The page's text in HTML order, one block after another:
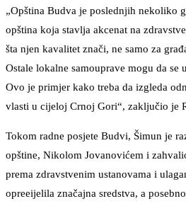
„Opština Budva je poslednjih nekoliko
opština koja stavlja akcenat na
šta njen kavalitet znači, ne samo za
Ostale lokalne samouprave mogu da se
Ovo je primjer kako treba da izgleda
vlasti u cijeloj Crnoj Gori“, zaključio je
Tokom radne posjete Budvi, Šimun je
opštine, Nikolom Jovanovićem i
prema zdravstvenim ustanovama i
opreeijelila značajna sredstva, a